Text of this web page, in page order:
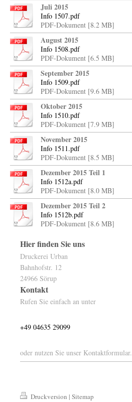
Juli 2015
Info 1507.pdf
PDF-Dokument [8.2 MB]
August 2015
Info 1508.pdf
PDF-Dokument [6.5 MB]
September 2015
Info 1509.pdf
PDF-Dokument [9.6 MB]
Oktober 2015
Info 1510.pdf
PDF-Dokument [7.9 MB]
November 2015
Info 1511.pdf
PDF-Dokument [8.5 MB]
Dezember 2015 Teil 1
Info 1512a.pdf
PDF-Dokument [8.0 MB]
Dezember 2015 Teil 2
Info 1512b.pdf
PDF-Dokument [8.6 MB]
Hier finden Sie uns
Druckerei Urban
Bahnhofstr. 12
24966 Sörup
Kontakt
Rufen Sie einfach an unter
+49 04635 29099
oder nutzen Sie unser Kontaktformular.
Druckversion | Sitemap